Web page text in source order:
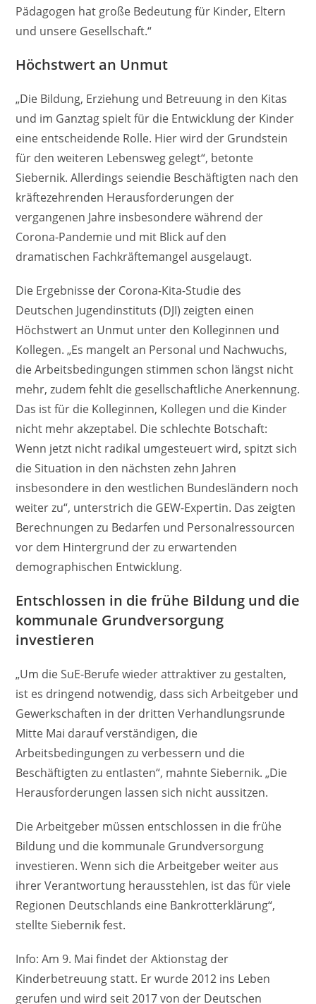
Pädagogen hat große Bedeutung für Kinder, Eltern
und unsere Gesellschaft.“
Höchstwert an Unmut
„Die Bildung, Erziehung und Betreuung in den Kitas
und im Ganztag spielt für die Entwicklung der Kinder
eine entscheidende Rolle. Hier wird der Grundstein
für den weiteren Lebensweg gelegt“, betonte
Siebernik. Allerdings seiendie Beschäftigten nach den
kräftezehrenden Herausforderungen der
vergangenen Jahre insbesondere während der
Corona-Pandemie und mit Blick auf den
dramatischen Fachkräftemangel ausgelaugt.
Die Ergebnisse der Corona-Kita-Studie des
Deutschen Jugendinstituts (DJI) zeigten einen
Höchstwert an Unmut unter den Kolleginnen und
Kollegen. „Es mangelt an Personal und Nachwuchs,
die Arbeitsbedingungen stimmen schon längst nicht
mehr, zudem fehlt die gesellschaftliche Anerkennung.
Das ist für die Kolleginnen, Kollegen und die Kinder
nicht mehr akzeptabel. Die schlechte Botschaft:
Wenn jetzt nicht radikal umgesteuert wird, spitzt sich
die Situation in den nächsten zehn Jahren
insbesondere in den westlichen Bundesländern noch
weiter zu“, unterstrich die GEW-Expertin. Das zeigten
Berechnungen zu Bedarfen und Personalressourcen
vor dem Hintergrund der zu erwartenden
demographischen Entwicklung.
Entschlossen in die frühe Bildung und die
kommunale Grundversorgung
investieren
„Um die SuE-Berufe wieder attraktiver zu gestalten,
ist es dringend notwendig, dass sich Arbeitgeber und
Gewerkschaften in der dritten Verhandlungsrunde
Mitte Mai darauf verständigen, die
Arbeitsbedingungen zu verbessern und die
Beschäftigten zu entlasten“, mahnte Siebernik. „Die
Herausforderungen lassen sich nicht aussitzen.
Die Arbeitgeber müssen entschlossen in die frühe
Bildung und die kommunale Grundversorgung
investieren. Wenn sich die Arbeitgeber weiter aus
ihrer Verantwortung herausstehlen, ist das für viele
Regionen Deutschlands eine Bankrotterklärung“,
stellte Siebernik fest.
Info: Am 9. Mai findet der Aktionstag der
Kinderbetreuung statt. Er wurde 2012 ins Leben
gerufen und wird seit 2017 von der Deutschen